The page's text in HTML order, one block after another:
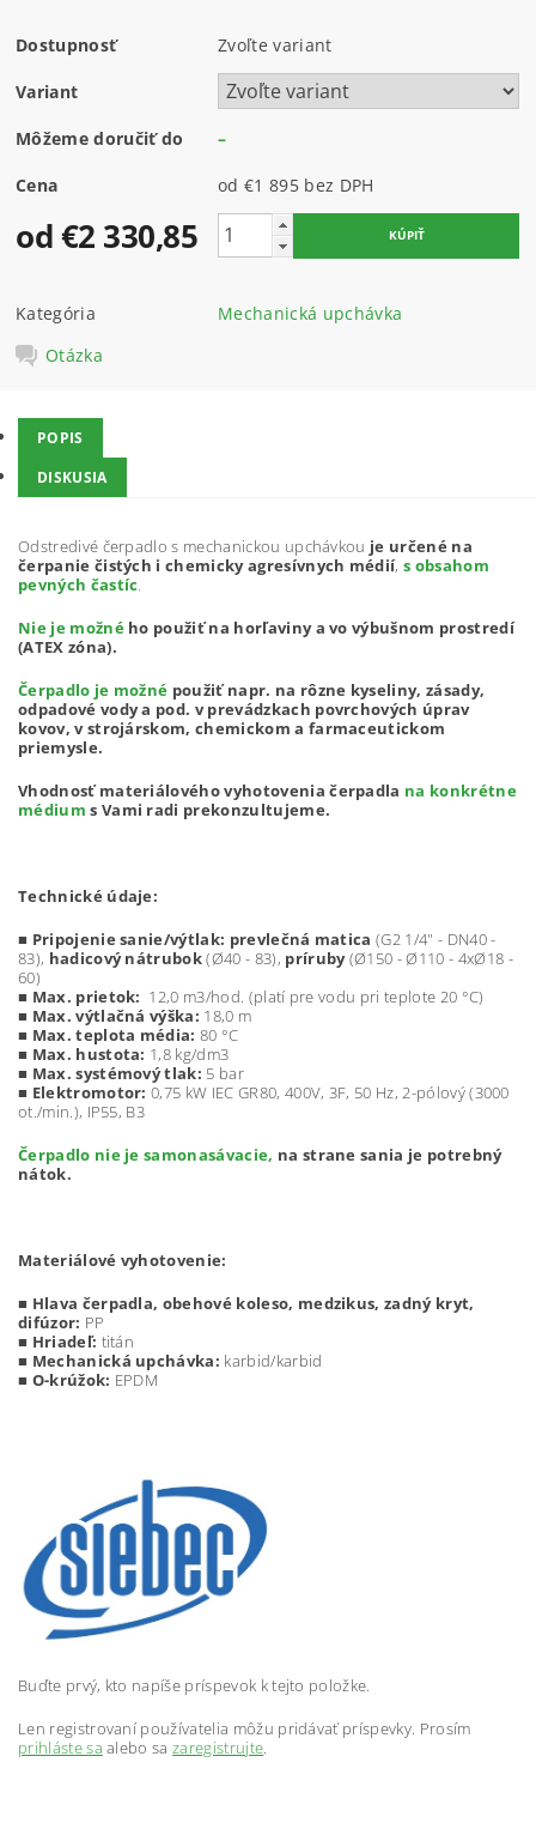
Dostupnosť Zvoľte variant
Variant
Môžeme doručiť do –
Cena od €1 895 bez DPH
od €2 330,85
Kategória
Mechanická upchávka
Otázka
POPIS
DISKUSIA
Odstredivé čerpadlo s mechanickou upchávkou je určené na
čerpanie čistých i chemicky agresívnych médií,s obsahom
pevných častíc.
Nie je možného použiť na horľaviny a vo výbušnom prostredí
(ATEX zóna).
Čerpadlo je možné použiť napr. na rôzne kyseliny, zásady,
odpadové vody a pod. v prevádzkach povrchových úprav
kovov, v strojárskom, chemickom a farmaceutickom
priemysle.
Vhodnosť materiálového vyhotovenia čerpadla na konkrétne
médium s Vami radi prekonzultujeme.
Technické údaje:
■ Pripojenie sanie/výtlak: prevlečná matica (G2 1/4" - DN40 -
83), hadicový nátrubok(Ø40 - 83), príruby(Ø150 - Ø110 - 4xØ18 -
60)
■ Max. prietok: 12,0 m3/hod. (platí pre vodu pri teplote 20 °C)
■ Max. výtlačná výška: 18,0 m
■ Max. teplota média: 80 °C
■ Max. hustota: 1,8 kg/dm3
■ Max. systémový tlak: 5 bar
■ Elektromotor:0,75 kW IEC GR80, 400V, 3F, 50 Hz, 2-pólový (3000
ot./min.), IP55, B3
Čerpadlo nie je samonasávacie, na strane sania je potrebný
nátok.
Materiálové vyhotovenie:
■ Hlava čerpadla, obehové koleso, medzikus, zadný kryt,
difúzor: PP
■ Hriadeľ: titán
■ Mechanická upchávka: karbid/karbid
■ O-krúžok: EPDM
Buďte prvý, kto napíše príspevok k tejto položke.
Len registrovaní používatelia môžu pridávať príspevky. Prosím
prihláste sa alebo sazaregistrujte.